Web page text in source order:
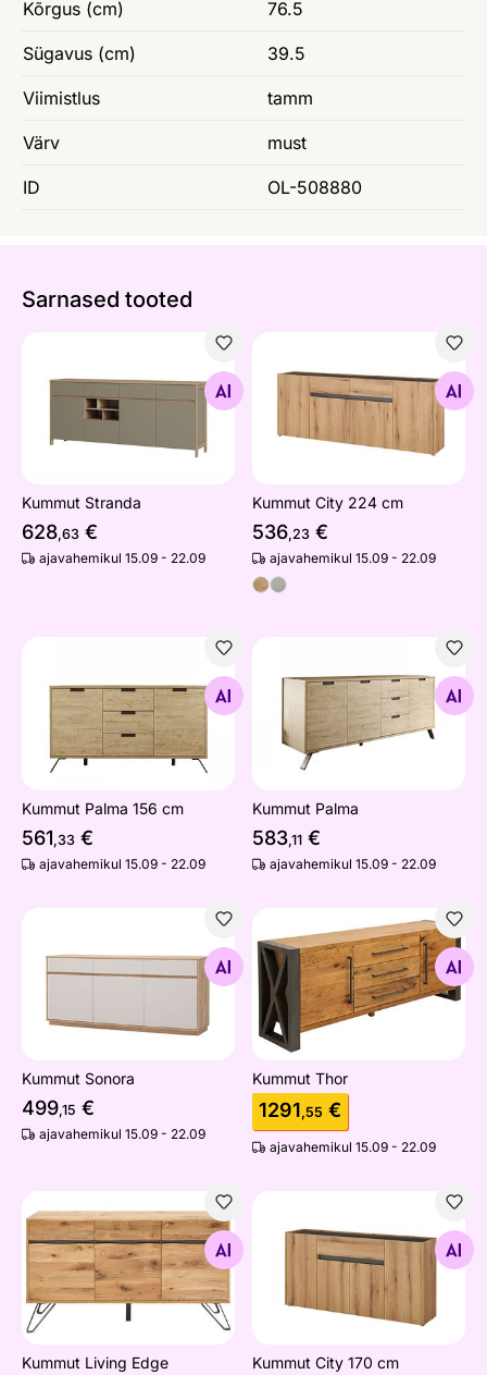
Kõrgus (cm) 76.5
Sügavus (cm) 39.5
Viimistlus tamm
Värv must
ID OL-508880
Sarnased tooted
Otsi sarnaseid
Kummut Stranda
628,63 €
ajavahemikul 15.09 - 22.09
Otsi sarnaseid
Kummut City 224 cm
536,23 €
ajavahemikul 15.09 - 22.09
Otsi sarnaseid
Kummut Palma 156 cm
561,33 €
ajavahemikul 15.09 - 22.09
Kummut Palma
Otsi sarnaseid
Kummut Palma
583,11 €
ajavahemikul 15.09 - 22.09
Kummut Sonora
499,15 €
ajavahemikul 15.09 - 22.09
Kummut Thor
Otsi sarnaseid
Kummut Thor
1291,55 €
ajavahemikul 15.09 - 22.09
Kummut Living Edge
Otsi sarnaseid
Kummut Living Edge
Kummut City 170 cm
Otsi sarnaseid
Kummut City 170 cm